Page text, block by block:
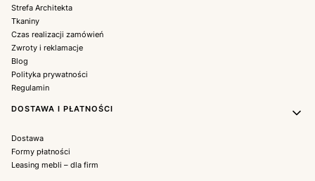
Strefa Architekta
Tkaniny
Czas realizacji zamówień
Zwroty i reklamacje
Blog
Polityka prywatności
Regulamin
DOSTAWA I PŁATNOŚCI
Dostawa
Formy płatności
Leasing mebli – dla firm